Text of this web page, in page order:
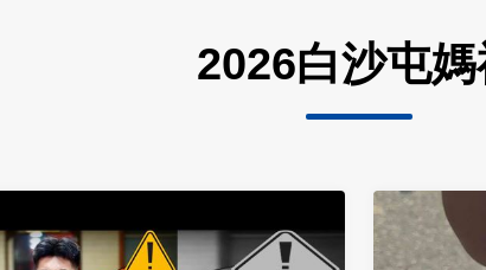
2026白沙屯媽